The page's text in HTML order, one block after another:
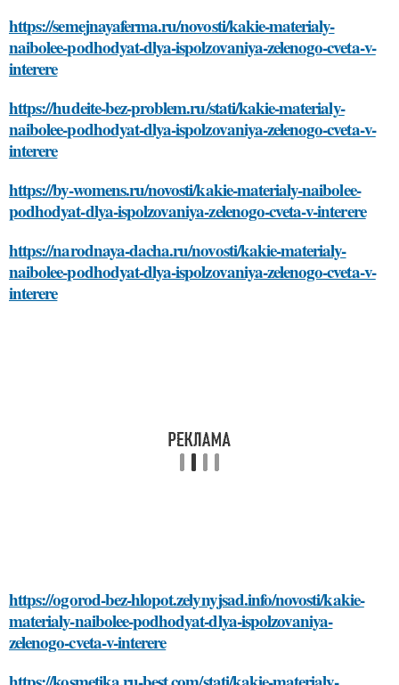
https://semejnayaferma.ru/novosti/kakie-materialy-
naibolee-podhodyat-dlya-ispolzovaniya-zelenogo-cveta-v-
interere
https://hudeite-bez-problem.ru/stati/kakie-materialy-
naibolee-podhodyat-dlya-ispolzovaniya-zelenogo-cveta-v-
interere
https://by-womens.ru/novosti/kakie-materialy-naibolee-
podhodyat-dlya-ispolzovaniya-zelenogo-cveta-v-interere
https://narodnaya-dacha.ru/novosti/kakie-materialy-
naibolee-podhodyat-dlya-ispolzovaniya-zelenogo-cveta-v-
interere
https://ogorod-bez-hlopot.zelynyjsad.info/novosti/kakie-
materialy-naibolee-podhodyat-dlya-ispolzovaniya-
zelenogo-cveta-v-interere